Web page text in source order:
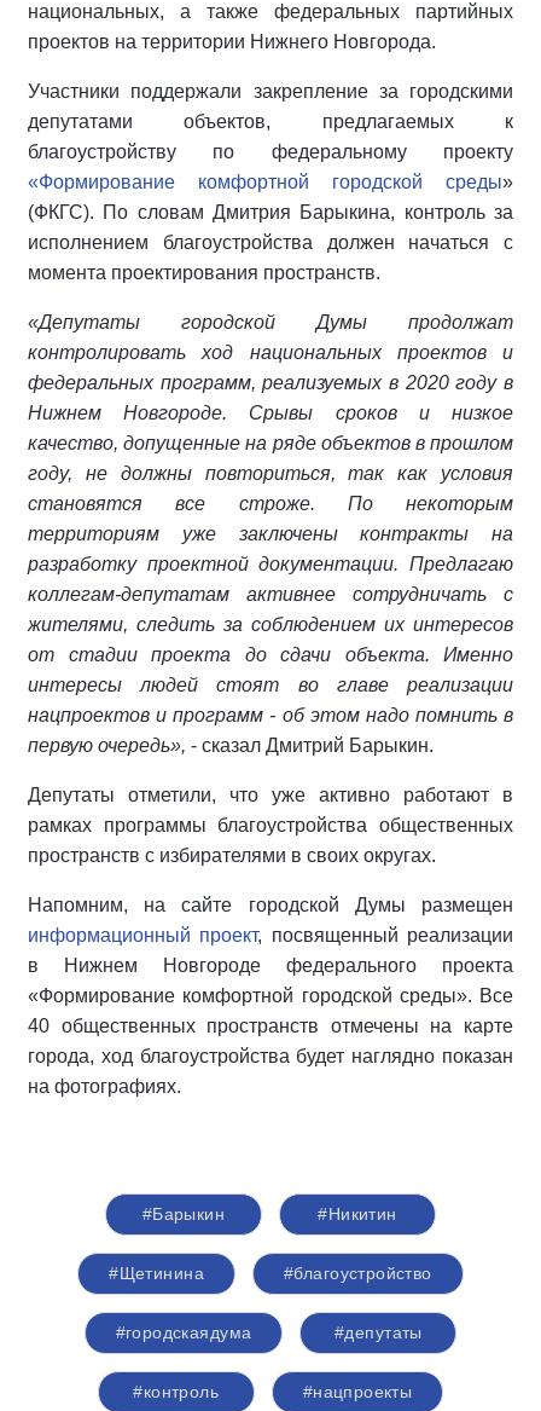
национальных, а также федеральных партийных
проектов на территории Нижнего Новгорода.
Участники поддержали закрепление за городскими
депутатами объектов, предлагаемых к
благоустройству по федеральному проекту
«Формирование комфортной городской среды»
(ФКГС). По словам Дмитрия Барыкина, контроль за
исполнением благоустройства должен начаться с
момента проектирования пространств.
«Депутаты городской Думы продолжат
контролировать ход национальных проектов и
федеральных программ, реализуемых в 2020 году в
Нижнем Новгороде. Срывы сроков и низкое
качество, допущенные на ряде объектов в прошлом
году, не должны повториться, так как условия
становятся все строже. По некоторым
территориям уже заключены контракты на
разработку проектной документации. Предлагаю
коллегам-депутатам активнее сотрудничать с
жителями, следить за соблюдением их интересов
от стадии проекта до сдачи объекта. Именно
интересы людей стоят во главе реализации
нацпроектов и программ - об этом надо помнить в
первую очередь», - сказал Дмитрий Барыкин.
Депутаты отметили, что уже активно работают в
рамках программы благоустройства общественных
пространств с избирателями в своих округах.
Напомним, на сайте городской Думы размещен
информационный проект, посвященный реализации
в Нижнем Новгороде федерального проекта
«Формирование комфортной городской среды». Все
40 общественных пространств отмечены на карте
города, ход благоустройства будет наглядно показан
на фотографиях.
#Барыкин #Никитин
#Щетинина #благоустройство
#городскаядума #депутаты
#контроль #нацпроекты